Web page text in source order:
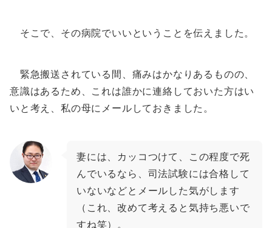
そこで、その病院でいいということを伝えました。
緊急搬送されている間、痛みはかなりあるものの、
意識はあるため、これは誰かに連絡しておいた方はい
いと考え、私の母にメールしておきました。
妻には、カッコつけて、この程度で死
んでいるなら、司法試験には合格して
いないなどとメールした気がします
（これ、改めて考えると気持ち悪いで
すね笑）。